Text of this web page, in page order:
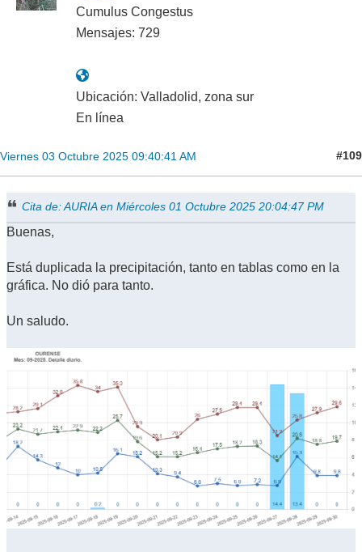
Cumulus Congestus
Mensajes: 729
Ubicación: Valladolid, zona sur
En línea
Viernes 03 Octubre 2025 09:40:41 AM #109
Cita de: AURIA en Miércoles 01 Octubre 2025 20:04:47 PM
Buenas,
Está duplicada la precipitación, tanto en tablas como en la
gráfica. No dió para tanto.
Un saludo.